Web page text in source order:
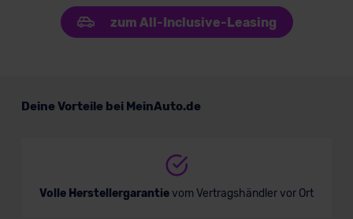
zum All-Inclusive-Leasing
Deine Vorteile bei MeinAuto.de
Volle Herstellergarantievom Vertragshändler vor Ort